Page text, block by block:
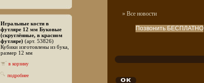
Игральные кости в
футляре 12 мм Буковые
(скруглённые, в красном
футляре) (арт. 53826)
Кубики изготовлены из бука,
размер 12 мм
в корзину
подробнее
» Все новости
Позвонить БЕСПЛАТНО